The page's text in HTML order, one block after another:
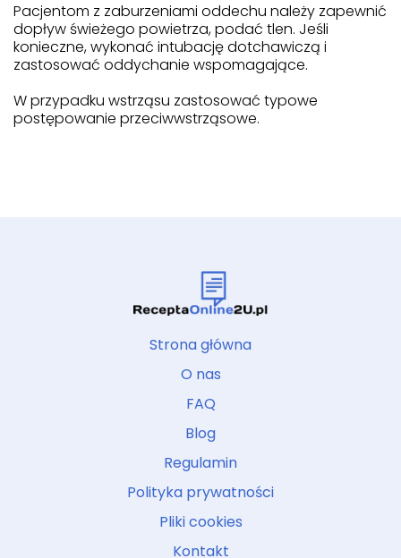
Pacjentom z zaburzeniami oddechu należy zapewnić
dopływ świeżego powietrza, podać tlen. Jeśli
konieczne, wykonać intubację dotchawiczą i
zastosować oddychanie wspomagające.
W przypadku wstrząsu zastosować typowe
postępowanie przeciwwstrząsowe.
Strona główna
O nas
FAQ
Blog
Regulamin
Polityka prywatności
Pliki cookies
Kontakt